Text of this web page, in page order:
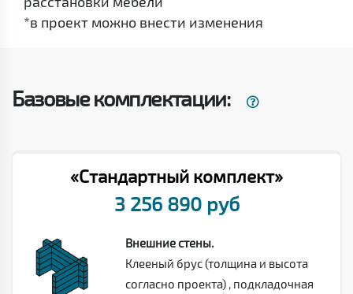
*в проект можно внести изменения
Базовые комплектации:
«Стандартный комплект»
3 256 890 руб
Внешние стены.
Клееный брус (толщина и высота
согласно проекта) , подкладочная